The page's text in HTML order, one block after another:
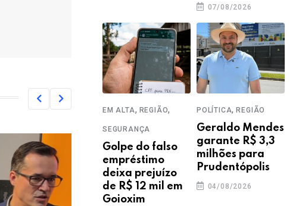
07/08/2026
EM ALTA, REGIÃO,
SEGURANÇA
Golpe do falso
empréstimo
deixa prejuízo
de R$ 12 mil em
Goioxim
POLÍTICA,REGIÃO
Geraldo Mendes
garante R$ 3,3
milhões para
Prudentópolis
04/08/2026